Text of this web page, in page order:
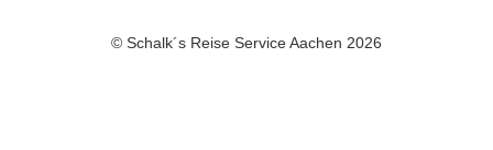
© Schalk´s Reise Service Aachen 2026